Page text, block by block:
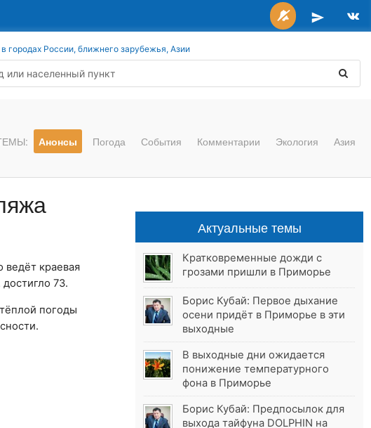
городах России, ближнего зарубежья, Азии
Анонсы Погода События Комментарии Экология Азия
ведёт краевая
73.
погоды
Актуальные темы
Кратковременные дожди с
грозами пришли в Приморье
Борис Кубай: Первое дыхание
осени придёт в Приморье в эти
выходные
В выходные дни ожидается
понижение температурного
фона в Приморье
Борис Кубай: Предпосылок для
выхода тайфуна DOLPHIN на